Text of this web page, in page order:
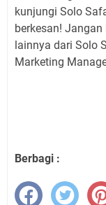
kunjungi Solo
berkesan!
lainnya dari Solo
Marketing
Berbagi :